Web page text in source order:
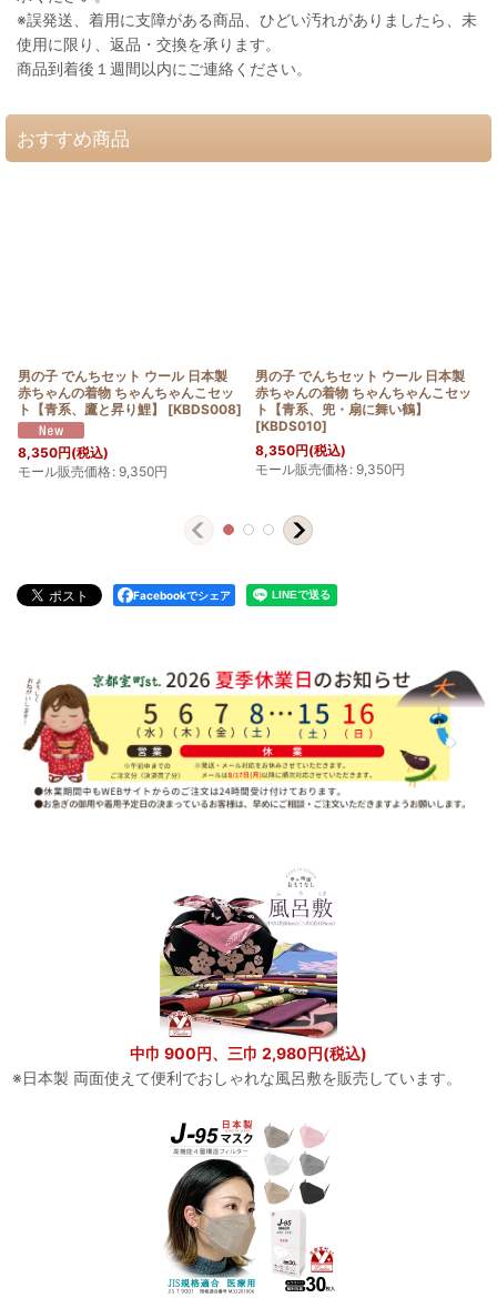
※誤発送、着用に支障がある商品、ひどい汚れがありましたら、未
使用に限り、返品・交換を承ります。
商品到着後１週間以内にご連絡ください。
おすすめ商品
男の子 でんちセット ウール 日本製
赤ちゃんの着物 ちゃんちゃんこセッ
ト【青系、鷹と昇り鯉】
[KBDS008]
8,350円(税込)
モール販売価格: 9,350円
男の子 でんちセット ウール 日本製
赤ちゃんの着物 ちゃんちゃんこセッ
ト【青系、兜・扇に舞い鶴】
[KBDS010]
8,350円(税込)
モール販売価格: 9,350円
Facebookでシェア
中巾 900円、三巾 2,980円(税込)
※日本製 両面使えて便利でおしゃれな風呂敷を販売しています。